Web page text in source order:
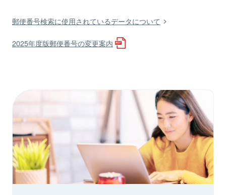
郵便番号検索に使用されているデータについて
2025年度版郵便番号の変更案内